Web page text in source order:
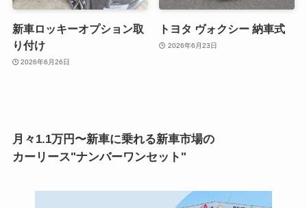
新車ロッキーオプション取
り付け
2026年6月26日
トヨタ ヴォクシー 納車式
2026年6月23日
月々1.1万円〜新車に乗れる新車市場の
カーリース"ナンバーワンセット"